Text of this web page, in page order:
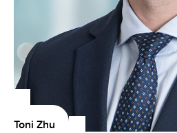
Toni Zhu